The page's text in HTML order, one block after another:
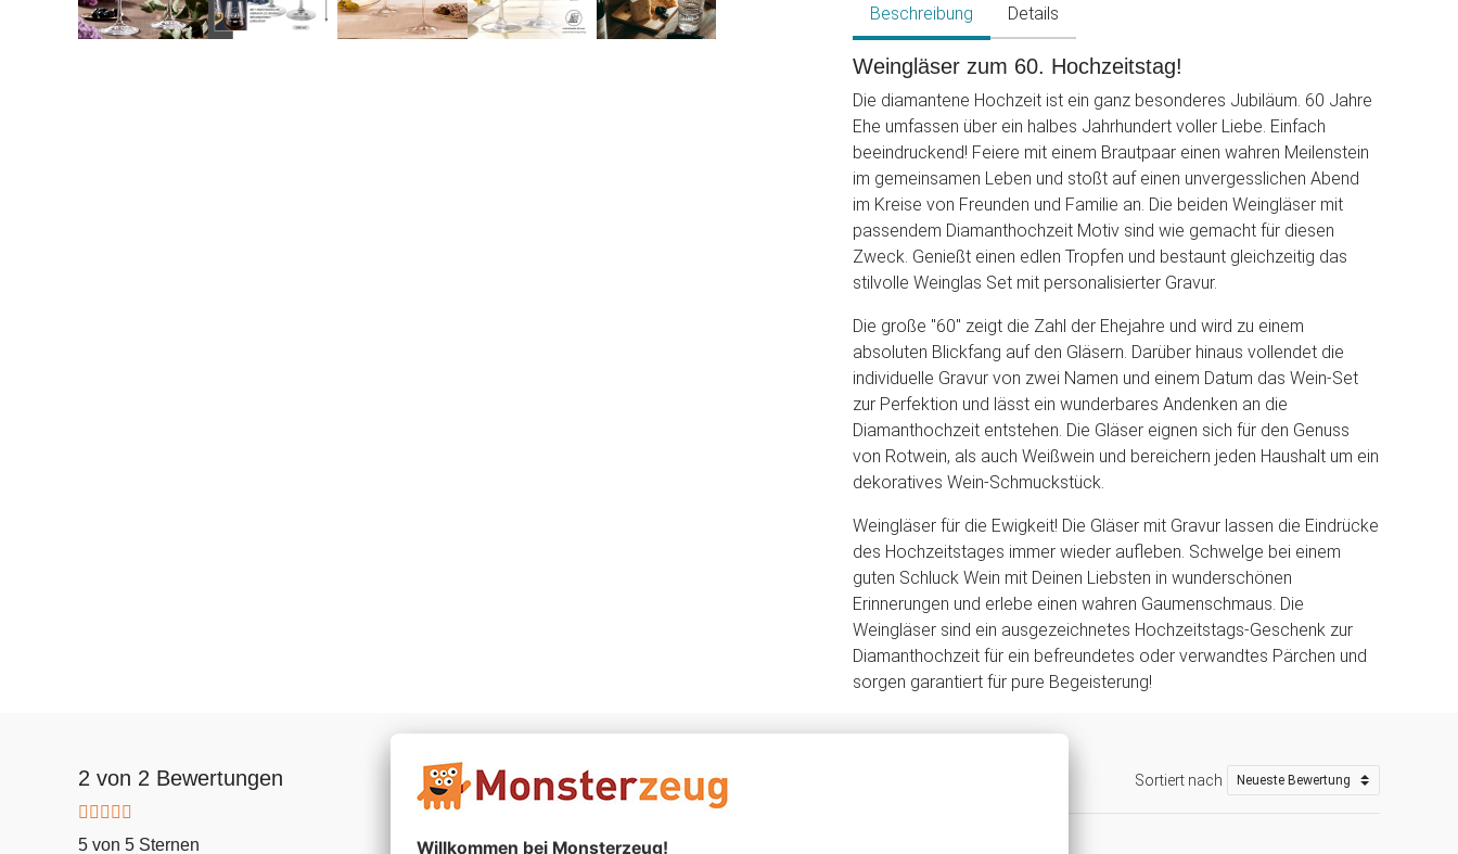
Beschreibung Details
Weingläser zum 60. Hochzeitstag!
Die diamantene Hochzeit ist ein ganz besonderes Jubiläum. 60 Jahre
Ehe umfassen über ein halbes Jahrhundert voller Liebe. Einfach
beeindruckend! Feiere mit einem Brautpaar einen wahren Meilenstein
im gemeinsamen Leben und stoßt auf einen unvergesslichen Abend
im Kreise von Freunden und Familie an. Die beiden Weingläser mit
passendem Diamanthochzeit Motiv sind wie gemacht für diesen
Zweck. Genießt einen edlen Tropfen und bestaunt gleichzeitig das
stilvolle Weinglas Set mit personalisierter Gravur.
Die große "60" zeigt die Zahl der Ehejahre und wird zu einem
absoluten Blickfang auf den Gläsern. Darüber hinaus vollendet die
individuelle Gravur von zwei Namen und einem Datum das Wein-Set
zur Perfektion und lässt ein wunderbares Andenken an die
Diamanthochzeit entstehen. Die Gläser eignen sich für den Genuss
von Rotwein, als auch Weißwein und bereichern jeden Haushalt um ein
dekoratives Wein-Schmuckstück.
Weingläser für die Ewigkeit! Die Gläser mit Gravur lassen die Eindrücke
des Hochzeitstages immer wieder aufleben. Schwelge bei einem
guten Schluck Wein mit Deinen Liebsten in wunderschönen
Erinnerungen und erlebe einen wahren Gaumenschmaus. Die
Weingläser sind ein ausgezeichnetes Hochzeitstags-Geschenk zur
Diamanthochzeit für ein befreundetes oder verwandtes Pärchen und
sorgen garantiert für pure Begeisterung!
2 von 2 Bewertungen
5 von 5 Sternen
Sortiert nach
Braschschrieb am 28.08.2025